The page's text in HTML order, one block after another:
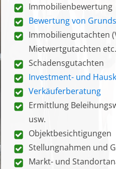
Immobilienbewertung
Bewertung von
Immobiliengutachten
Mietwertgutachten
Schadensgutachten
Investment- und
Verkäuferberatung
Ermittlung
usw.
Objektbesichtigungen
Stellungnahmen und
Markt- und